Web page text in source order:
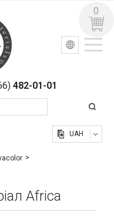
482-01-01
УКР РУС
UAH
0
Africa